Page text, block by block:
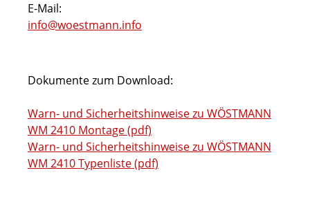
E-Mail:
info@woestmann.info
Dokumente zum Download:
Warn- und Sicherheitshinweise zu WÖSTMANN
WM 2410 Montage (pdf)
Warn- und Sicherheitshinweise zu WÖSTMANN
WM 2410 Typenliste (pdf)